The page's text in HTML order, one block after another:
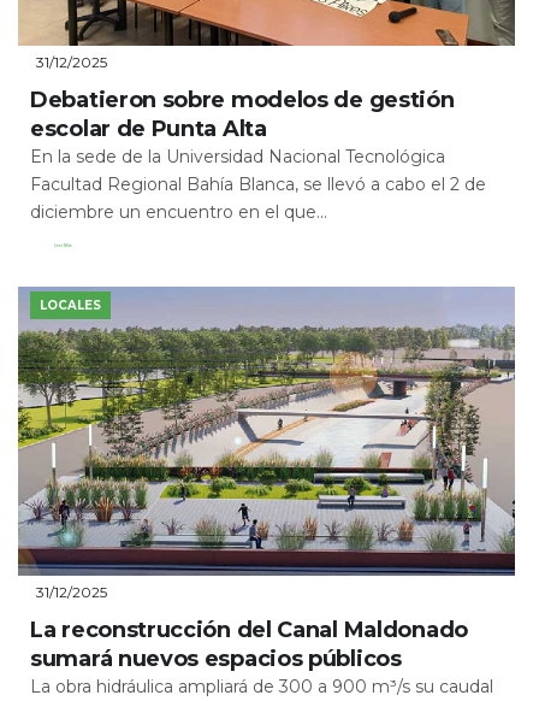
31/12/2025
Debatieron sobre modelos de gestión
escolar de Punta Alta
En la sede de la Universidad Nacional Tecnológica
Facultad Regional Bahía Blanca, se llevó a cabo el 2 de
diciembre un encuentro en el que...
Leer Más
LOCALES
31/12/2025
La reconstrucción del Canal Maldonado
sumará nuevos espacios públicos
La obra hidráulica ampliará de 300 a 900 m³/s su caudal